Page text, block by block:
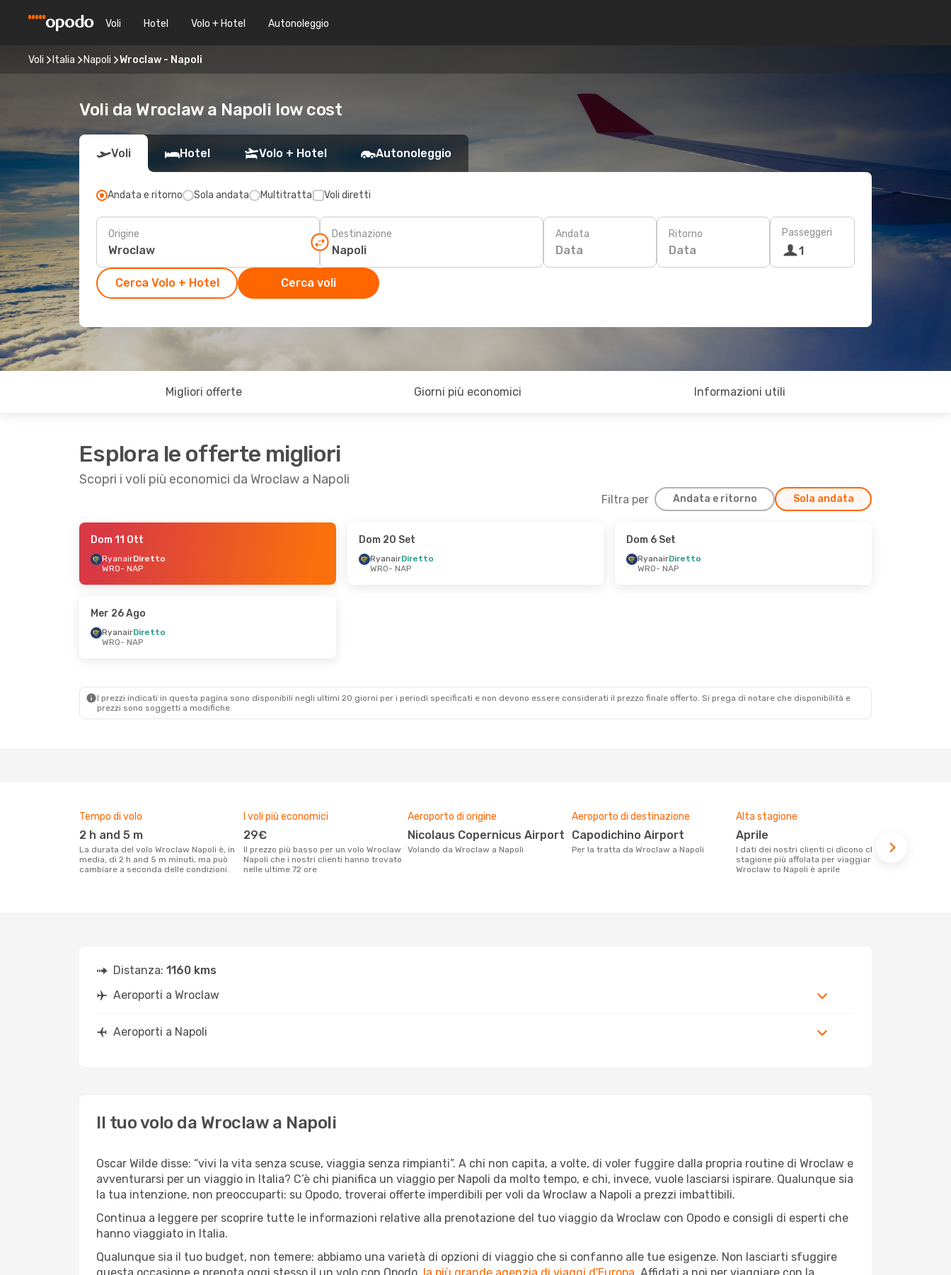
Voli Hotel Volo + Hotel Autonoleggio
Voli Italia Napoli Wroclaw - Napoli
Voli da Wroclaw a Napoli low cost
Voli Hotel Volo + Hotel Autonoleggio
Andata e ritorno Sola andata Multitratta Voli diretti
Origine Destinazione Andata
Data
Ritorno
Data
Passeggeri
1
Cerca Volo + Hotel Cerca voli
Migliori offerte Giorni più economici Informazioni utili
Esplora le offerte migliori
Scopri i voli più economici da Wroclaw a Napoli
Filtra per Andata e ritorno Sola andata
- Mer 2 Set
- Dom 27 Set
Dom 11 Ott
RyanairDiretto
WRO- NAP
Dom 20 Set
RyanairDiretto
WRO- NAP
Dom 6 Set
RyanairDiretto
WRO- NAP
Mer 26 Ago
RyanairDiretto
WRO- NAP
I prezzi indicati in questa pagina sono disponibili negli ultimi 20 giorni per i periodi specificati e non devono essere considerati il ​​prezzo finale offerto. Si prega di notare che disponibilità e
prezzi sono soggetti a modifiche.
Tempo di volo
2 h and 5 m
La durata del volo Wroclaw Napoli è, in
media, di 2 h and 5 m minuti, ma può
cambiare a seconda delle condizioni.
I voli più economici
29€
Il prezzo più basso per un volo Wroclaw
Napoli che i nostri clienti hanno trovato
nelle ultime 72 ore
Aeroporto di origine
Nicolaus Copernicus Airport
Volando da Wroclaw a Napoli
Aeroporto di destinazione
Capodichino Airport
Per la tratta da Wroclaw a Napoli
Alta stagione
aprile
I dati dei nostri clienti ci dicono che la
stagione più affolata per viaggiare da
Wroclaw to Napoli è aprile
Distanza: 1160 kms
Aeroporti a Wroclaw
Aeroporti a Napoli
Il tuo volo da Wroclaw a Napoli
Oscar Wilde disse: “vivi la vita senza scuse, viaggia senza rimpianti”. A chi non capita, a volte, di voler fuggire dalla propria routine di Wroclaw e
avventurarsi per un viaggio in Italia? C’è chi pianifica un viaggio per Napoli da molto tempo, e chi, invece, vuole lasciarsi ispirare. Qualunque sia
la tua intenzione, non preoccuparti: su Opodo, troverai offerte imperdibili per voli da Wroclaw a Napoli a prezzi imbattibili.
Continua a leggere per scoprire tutte le informazioni relative alla prenotazione del tuo viaggio da Wroclaw con Opodo e consigli di esperti che
hanno viaggiato in Italia.
Qualunque sia il tuo budget, non temere: abbiamo una varietà di opzioni di viaggio che si confanno alle tue esigenze. Non lasciarti sfuggire